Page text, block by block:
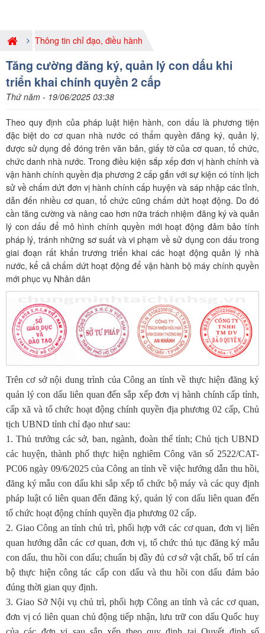
Thông tin chỉ đạo, điều hành
Tăng cường đăng ký, quản lý con dấu khi
triển khai chính quyền 2 cấp
Thứ năm - 19/06/2025 03:38
Theo quy định của pháp luật hiện hành, con dấu là phương tiện
đặc biệt do cơ quan nhà nước có thẩm quyền đăng ký, quản lý,
được sử dụng để đóng trên văn bản, giấy tờ của cơ quan, tổ chức,
chức danh nhà nước. Trong điều kiện sắp xếp đơn vị hành chính và
vận hành chính quyền địa phương 2 cấp gắn với sự kiện có tính lịch
sử về chấm dứt đơn vị hành chính cấp huyện và sáp nhập các tỉnh,
dẫn đến nhiều cơ quan, tổ chức cũng chấm dứt hoạt động. Do đó
cần tăng cường và nâng cao hơn nữa trách nhiệm đăng ký và quản
lý con dấu để mô hình chính quyền mới hoạt động đảm bảo tính
pháp lý, tránh những sơ suất và vi phạm về sử dụng con dấu trong
giai đoạn rất khẩn trương triển khai các hoạt động quản lý nhà
nước, kể cả chấm dứt hoạt động để vận hành bộ máy chính quyền
mới phục vụ Nhân dân
Trên cơ sở nội dung trình của Công an tỉnh về thực hiện đăng ký
quản lý con dấu liên quan đến sắp xếp đơn vị hành chính cấp tỉnh,
cấp xã và tổ chức hoạt động chính quyền địa phương 02 cấp, Chủ
tịch UBND tỉnh chỉ đạo như sau:
1. Thủ trưởng các sở, ban, ngành, đoàn thể tỉnh; Chủ tịch UBND
các huyện, thành phố thực hiện nghiêm Công văn số 2522/CAT-
PC06 ngày 09/6/2025 của Công an tỉnh về việc hướng dẫn thu hồi,
đăng ký mẫu con dấu khi sắp xếp tổ chức bộ máy và các quy định
pháp luật có liên quan đến đăng ký, quản lý con dấu liên quan đến
tổ chức hoạt động chính quyền địa phương 02 cấp.
2. Giao Công an tỉnh chủ trì, phối hợp với các cơ quan, đơn vị liên
quan hướng dẫn các cơ quan, đơn vị, tổ chức thủ tục đăng ký mẫu
con dấu, thu hồi con dấu; chuẩn bị đầy đủ cơ sở vật chất, bố trí cán
bộ thực hiện công tác cấp con dấu và thu hồi con dấu đảm bảo
đúng thời gian quy định.
3. Giao Sở Nội vụ chủ trì, phối hợp Công an tỉnh và các cơ quan,
đơn vị có liên quan chủ động tiếp nhận, lưu trữ con dấu Quốc huy